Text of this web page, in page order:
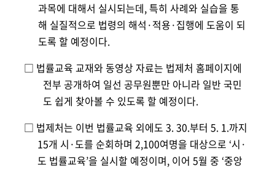
과목에 대해서 실시되는데, 특히 사례와 실습을 통
해 실질적으로 법령의 해석·적용·집행에 도움이 되
도록 할 예정이다.
□ 법률교육 교재와 동영상 자료는 법제처 홈페이지에
전부 공개하여 일선 공무원뿐만 아니라 일반 국민
도 쉽게 찾아볼 수 있도록 할 예정이다.
□ 법제처는 이번 법률교육 외에도 3. 30.부터 5. 1.까지
15개 시·도를 순회하며 2,100여명을 대상으로 ‘시·
도 법률교육’을 실시할 예정이며, 이어 5월 중 ‘중앙